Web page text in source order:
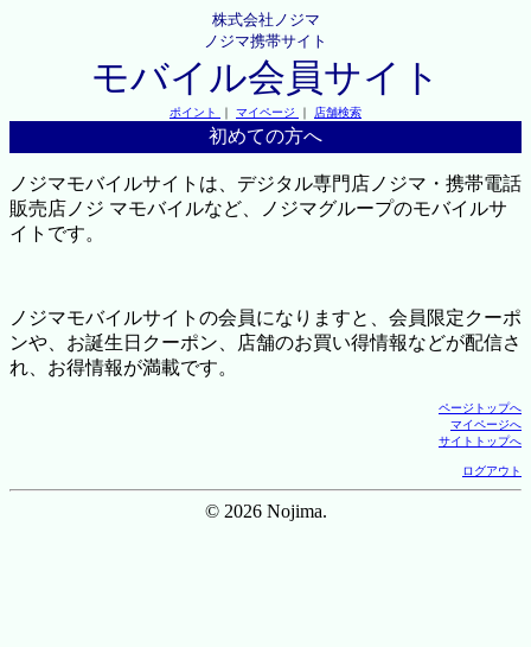
株式会社ノジマ
ノジマ携帯サイト
モバイル会員サイト
ポイント ｜ マイページ ｜ 店舗検索
初めての方へ
ノジマモバイルサイトは、デジタル専門店ノジマ・携帯電話
販売店ノジ マモバイルなど、ノジマグループのモバイルサ
イトです。
ノジマモバイルサイトの会員になりますと、会員限定クーポ
ンや、お誕生日クーポン、店舗のお買い得情報などが配信さ
れ、お得情報が満載です。
ページトップへ
マイページへ
サイトトップへ
ログアウト
© 2026 Nojima.